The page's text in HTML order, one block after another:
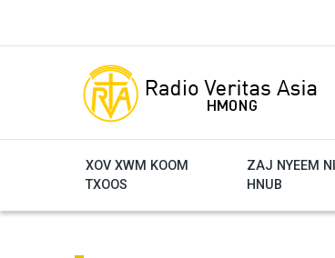
XOV XWM KOOM
TXOOS
ZAJ NYEEM
HNUB